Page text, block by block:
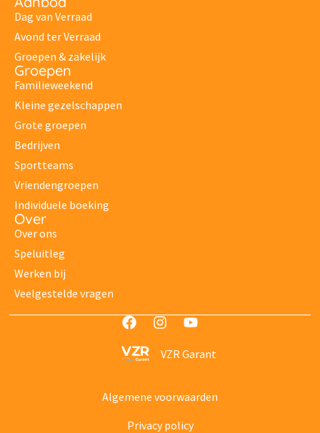
Dag van Verraad
Avond ter Verraad
Groepen & zakelijk
Groepen
Familieweekend
Kleine gezelschappen
Grote groepen
Bedrijven
Sportteams
Vriendengroepen
Individuele boeking
Over
Over ons
Speluitleg
Werken bij
Veelgestelde vragen
VZR Garant
Algemene voorwaarden
Privacy policy